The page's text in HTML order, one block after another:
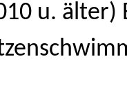
u. älter)